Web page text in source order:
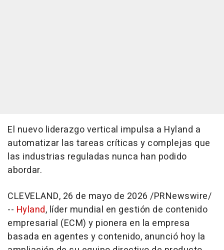
El nuevo liderazgo vertical impulsa a Hyland a
automatizar las tareas críticas y complejas que
las industrias reguladas nunca han podido
abordar.
CLEVELAND, 26 de mayo de 2026 /PRNewswire/
-- Hyland, líder mundial en gestión de contenido
empresarial (ECM) y pionera en la empresa
basada en agentes y contenido, anunció hoy la